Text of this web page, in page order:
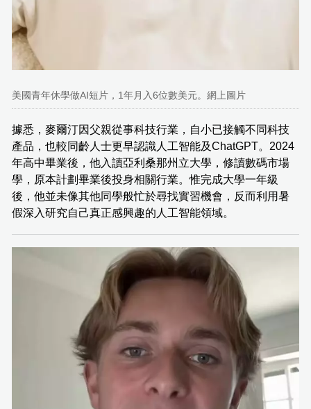
美國青年休學做AI短片，1年月入6位數美元。網上圖片
據悉，麥爾汀因父親從事科技行業，自小已接觸不同科技
產品，也較同齡人士更早認識人工智能及ChatGPT。2024
年高中畢業後，他入讀亞利桑那州立大學，修讀數碼市場
學，原本計劃畢業後投身相關行業。惟完成大學一年級
後，他並未像其他同學般忙於尋找實習機會，反而利用暑
假深入研究自己真正感興趣的人工智能領域。